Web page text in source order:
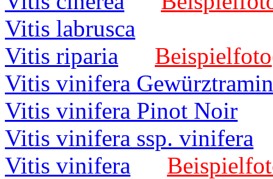
Vitis labrusca
Vitis riparia
Vitis vinifera
Vitis vinifera Pinot Noir
Vitis vinifera ssp. vinifera
Vitis vinifera